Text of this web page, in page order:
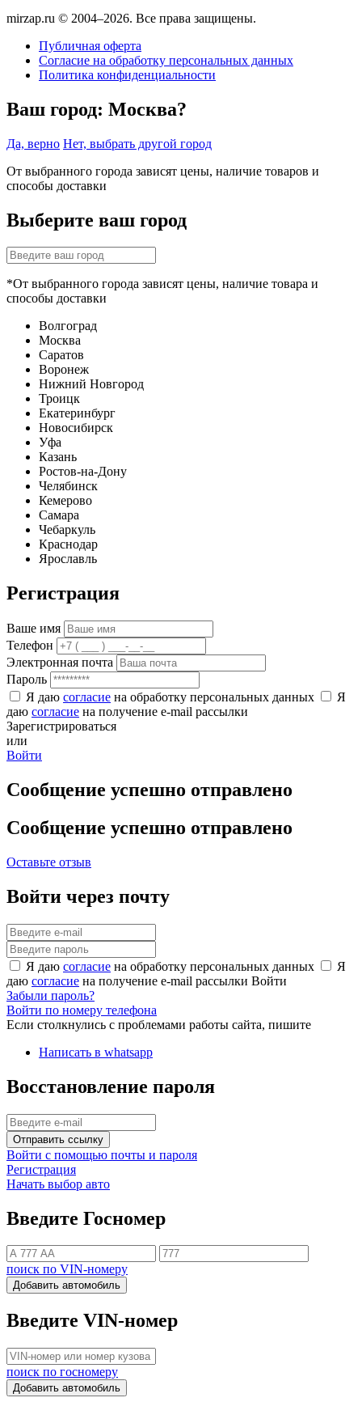
mirzap.ru © 2004–2026. Все права защищены.
Публичная оферта
Согласие на обработку персональных данных
Политика конфиденциальности
Ваш город: Москва?
Да, верно Нет, выбрать другой город
От выбранного города зависят цены, наличие товаров и
способы доставки
Выберите ваш город
*От выбранного города зависят цены, наличие товара и
способы доставки
Волгоград
Москва
Саратов
Воронеж
Нижний Новгород
Троицк
Екатеринбург
Новосибирск
Уфа
Казань
Ростов-на-Дону
Челябинск
Кемерово
Самара
Чебаркуль
Краснодар
Ярославль
Регистрация
Ваше имя
Телефон
Электронная почта
Пароль
Я даю согласие на обработку персональных данных
Я
даю согласие на получение e-mail рассылки
Зарегистрироваться
или
Войти
Сообщение успешно отправлено
Сообщение успешно отправлено
Оставьте отзыв
Войти через почту
Я даю согласие на обработку персональных данных
Я
даю согласие на получение e-mail рассылки Войти
Забыли пароль?
Войти по номеру телефона
Если столкнулись с проблемами работы сайта, пишите
Написать в whatsapp
Восстановление пароля
Отправить ссылку
Войти с помощью почты и пароля
Регистрация
Начать выбор авто
Введите Госномер
поиск по VIN-номеру
Добавить автомобиль
Введите VIN-номер
поиск по госномеру
Добавить автомобиль